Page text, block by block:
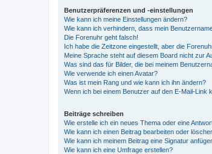
Benutzerpräferenzen und -einstellungen
Wie kann ich meine Einstellungen ändern?
Wie kann ich verhindern, dass mein
Die Forenuhr geht falsch!
Ich habe die Zeitzone eingestellt, aber die
Meine Sprache steht auf diesem Board nicht zur
Was sind das für Bilder, die bei meinem
Wie verwende ich einen Avatar?
Was ist mein Rang und wie kann ich ihn ändern?
Wenn ich bei einem Benutzer auf den E-Mail-Link
Beiträge schreiben
Wie erstelle ich ein neues Thema oder eine
Wie kann ich einen Beitrag bearbeiten oder
Wie kann ich meinem Beitrag eine Signatur
Wie kann ich eine Umfrage erstellen?